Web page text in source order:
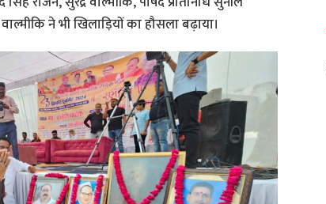
ने भी खिलाड़ियों का हौसला बढ़ाया।